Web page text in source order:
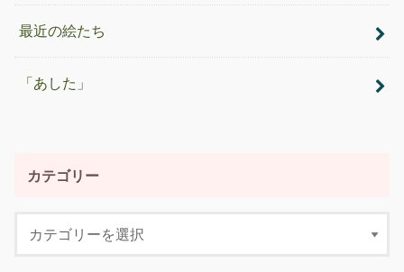
最近の絵たち
「あした」
カテゴリー